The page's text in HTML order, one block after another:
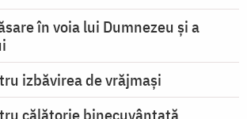
în voia lui Dumnezeu şi a
izbăvirea de vrăjmași